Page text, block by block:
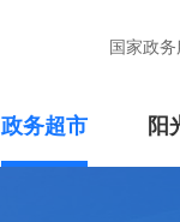
国家政
政务超市 阳